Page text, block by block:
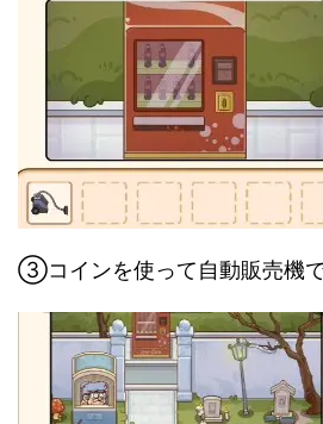
③コインを使って自動販売機で